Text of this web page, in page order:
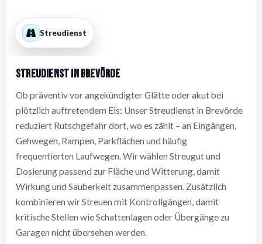
Streudienst
Streudienst in Brevörde
Ob präventiv vor angekündigter Glätte oder akut bei
plötzlich auftretendem Eis: Unser Streudienst in Brevörde
reduziert Rutschgefahr dort, wo es zählt – an Eingängen,
Gehwegen, Rampen, Parkflächen und häufig
frequentierten Laufwegen. Wir wählen Streugut und
Dosierung passend zur Fläche und Witterung, damit
Wirkung und Sauberkeit zusammenpassen. Zusätzlich
kombinieren wir Streuen mit Kontrollgängen, damit
kritische Stellen wie Schattenlagen oder Übergänge zu
Garagen nicht übersehen werden.